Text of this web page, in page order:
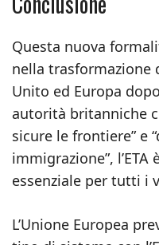
Questa nuova
nella trasformazione
Unito ed Europa
autorità britanniche
sicure le frontiere” e
immigrazione”,
essenziale per tutti i
L’Unione Europea